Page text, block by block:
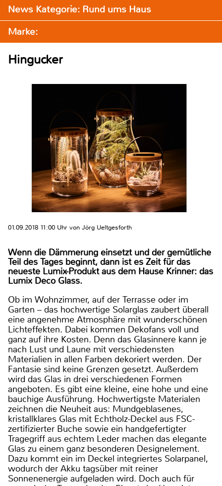
News Kategorie: Rund ums Haus
Marke:
Hingucker
01.09.2018 11:00 Uhr von Jörg Ueltgesforth
Wenn die Dämmerung einsetzt und der gemütliche
Teil des Tages beginnt, dann ist es Zeit für das
neueste Lumix-Produkt aus dem Hause Krinner: das
Lumix Deco Glass.
Ob im Wohnzimmer, auf der Terrasse oder im
Garten – das hochwertige Solarglas zaubert überall
eine angenehme Atmosphäre mit wunderschönen
Lichteffekten. Dabei kommen Dekofans voll und
ganz auf ihre Kosten. Denn das Glasinnere kann je
nach Lust und Laune mit verschiedensten
Materialien in allen Farben dekoriert werden. Der
Fantasie sind keine Grenzen gesetzt. Außerdem
wird das Glas in drei verschiedenen Formen
angeboten. Es gibt eine kleine, eine hohe und eine
bauchige Ausführung. Hochwertigste Materialen
zeichnen die Neuheit aus: Mundgeblasenes,
kristallklares Glas mit Echtholz-Deckel aus FSC-
zertifizierter Buche sowie ein handgefertigter
Tragegriff aus echtem Leder machen das elegante
Glas zu einem ganz besonderen Designelement.
Dazu kommt ein im Deckel integriertes Solarpanel,
wodurch der Akku tagsüber mit reiner
Sonnenenergie aufgeladen wird. Doch auch für